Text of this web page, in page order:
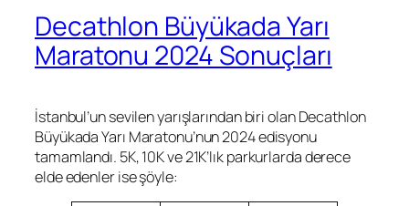
Decathlon Büyükada Yarı
Maratonu 2024 Sonuçları
İstanbul’un sevilen yarışlarından biri olan Decathlon
Büyükada Yarı Maratonu’nun 2024 edisyonu
tamamlandı. 5K, 10K ve 21K’lık parkurlarda derece
elde edenler ise şöyle: